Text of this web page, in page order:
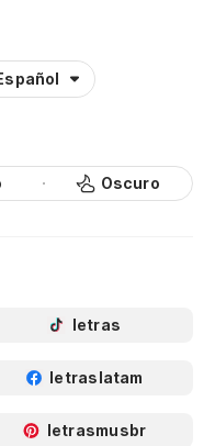
Oscuro
letras
letraslatam
letrasmusbr